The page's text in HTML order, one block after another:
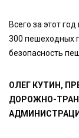
Всего за этот
300 пешеходных
безопасность
ОЛЕГ КУТИН,
ДОРОЖНО-